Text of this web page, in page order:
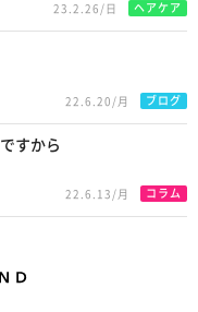
23.2.26/日 ヘアケア
22.6.20/月 ブログ
すから
22.6.13/月 コラム